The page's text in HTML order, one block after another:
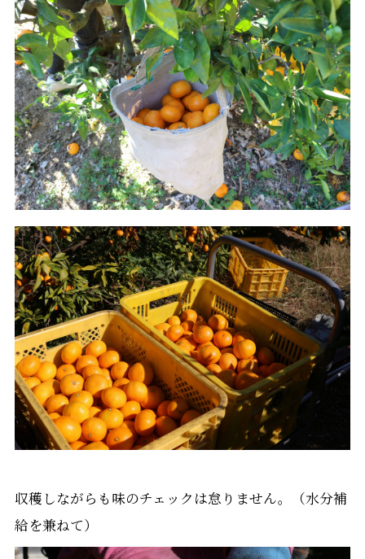
収穫しながらも味のチェックは怠りません。（水分補
給を兼ねて）